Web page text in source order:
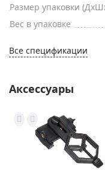
Размер упаковки
Вес в упаковке
Все спецификации
Аксессуары